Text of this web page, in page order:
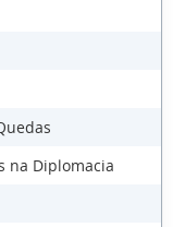
na Diplomacia